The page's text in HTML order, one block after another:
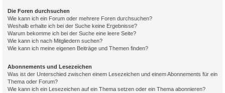
Die Foren durchsuchen
Wie kann ich ein Forum oder mehrere Foren durchsuchen?
Weshalb erhalte ich bei der Suche keine Ergebnisse?
Warum bekomme ich bei der Suche eine leere Seite?
Wie kann ich nach Mitgliedern suchen?
Wie kann ich meine eigenen Beiträge und Themen finden?
Abonnements und Lesezeichen
Was ist der Unterschied zwischen einem Lesezeichen und einem Abonnements für ein
Thema oder Forum?
Wie kann ich ein Lesezeichen auf ein Thema setzen oder ein Thema abonnieren?